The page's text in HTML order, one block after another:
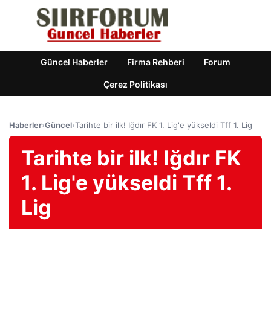
Güncel Haberler Firma Rehberi Forum
Çerez Politikası
Haberler›Güncel›Tarihte bir ilk! Iğdır FK 1. Lig'e yükseldi Tff 1. Lig
Tarihte bir ilk! Iğdır FK
1. Lig'e yükseldi Tff 1.
Lig